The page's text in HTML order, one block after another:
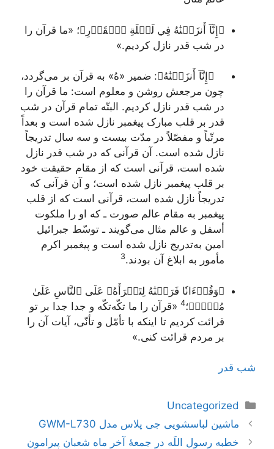
﴿إِنَّآ أَنزَلۡنَٰهُ فِي لَيۡلَةِ ٱلۡقَدۡرِ﴾؛ «ما قرآن را
در شب قدر نازل کردیم.»
﴿إِنَّآ أَنزَلۡنَٰهُ﴾: ضمیر «هُ» به قرآن بر می‌گردد،
چون مرجعش روشن و معلوم است: ما قرآن را
در شب قدر نازل کردیم. البتّه تمام قرآن در شب
قدر بر قلب مبارک پیغمبر نازل شده است و بعداً
مرتّباً و مفصّلاً در مدّت بیست و سه سال تدریجاً
نازل شده است. آن قرآنی که در شب قدر نازل
شده است، قرآنی است که از مقام حقیقت خود
بر قلب پیغمبر نازل شده است؛ و آن قرآنی که
تدریجاً نازل شده است، قرآنی است که از قلب
پیغمبر به مقام عالم صورت ـ که او را ملکوت
أسفل و عالم مثال می‌گویند ـ توسّط جبرائیل
امین به‌تدریج نازل شده است و پیغمبر اکرم
مأمور به ابلاغ آن بودند.3
﴿وَقُرۡءَانٗا فَرَقۡنَٰهُ لِتَقۡرَأَهُۥ عَلَى ٱلنَّاسِ عَلَىٰ
مُكۡثٖ﴾؛4 «قرآن را ما تکّه‌تکّه و جدا جدا بر تو
قرائت کردیم تا اینکه با تأمّل و تأنّی، آیات آن را
بر مردم قرائت کنی.»
شب قدر
دسته‌ها
Uncategorized
ناوبری
نوشته‌ها
ماشین لباسشویی جی پلاس مدل GWM-L730
خطبه رسول‌ اللَه‌ در جمعۀ آخر ماه‌ شعبان پيرامون